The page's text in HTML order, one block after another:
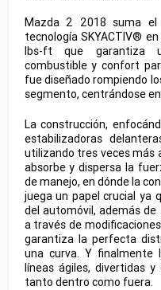
Mazda 2 2018 suma el
tecnología SKYACTIV®
lbs-ft que garantiza
combustible y confort
fue diseñado rompiendo
segmento, centrándose
La construcción,
estabilizadoras
utilizando tres veces más
absorbe y dispersa la
de manejo, en dónde la
juega un papel crucial ya
del automóvil, además
a través de
garantiza la perfecta
una curva. Y finalmente
líneas ágiles, divertidas
tanto dentro como fuera.